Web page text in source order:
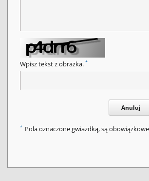
Wpisz tekst z obrazka. *
Anuluj
* Pola oznaczone gwiazdką, są